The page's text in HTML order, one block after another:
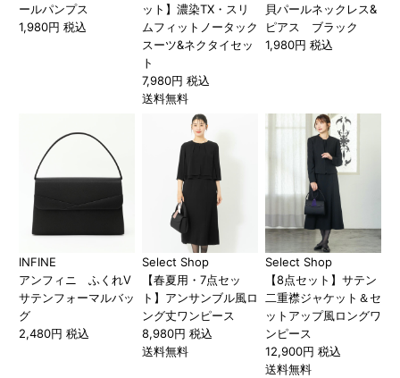
ールパンプス
1,980円 税込
ット】濃染TX・スリ
ムフィットノータック
スーツ&ネクタイセッ
ト
7,980円 税込
送料無料
貝パールネックレス&
ピアス ブラック
1,980円 税込
INFINE
アンフィニ ふくれV
サテンフォーマルバッ
グ
2,480円 税込
Select Shop
【春夏用・7点セッ
ト】アンサンブル風ロ
ング丈ワンピース
8,980円 税込
送料無料
Select Shop
【8点セット】サテン
二重襟ジャケット＆セ
ットアップ風ロングワ
ンピース
12,900円 税込
送料無料